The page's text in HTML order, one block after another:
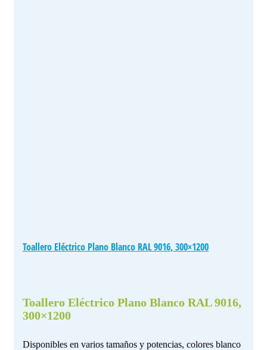
Toallero Eléctrico Plano Blanco RAL 9016, 300×1200
Toallero Eléctrico Plano Blanco RAL 9016,
300×1200
Disponibles en varios tamaños y potencias, colores blanco